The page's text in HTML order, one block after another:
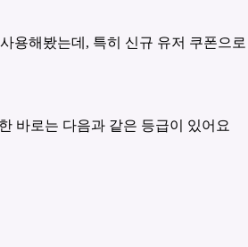
해봤는데, 특히 신규 유저 쿠폰으
바로는 다음과 같은 등급이 있어요